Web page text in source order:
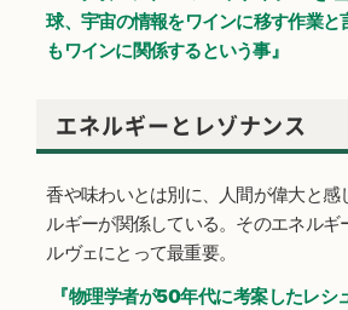
球、宇宙の情報をワインに移す作業と
もワインに関係するという事』
エネルギーとレゾナンス
香や味わいとは別に、人間が偉大と感
ルギーが関係している。そのエネルギ
ルヴェにとって最重要。
『物理学者が50年代に考案したレシ